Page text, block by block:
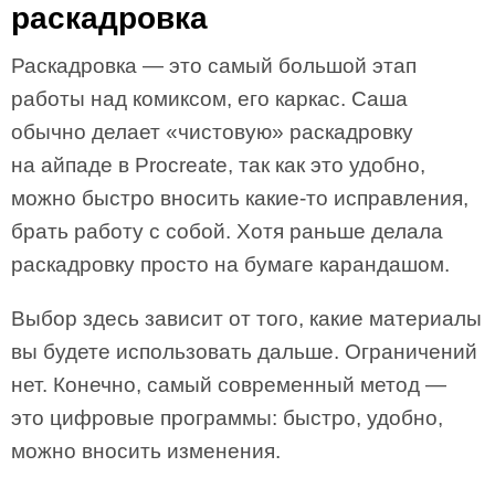
раскадровка
Раскадровка — это самый большой этап
работы над комиксом, его каркас. Саша
обычно делает «чистовую» раскадровку
на айпаде в Procreate, так как это удобно,
можно быстро вносить какие-то исправления,
брать работу с собой. Хотя раньше делала
раскадровку просто на бумаге карандашом.
Выбор здесь зависит от того, какие материалы
вы будете использовать дальше. Ограничений
нет. Конечно, самый современный метод —
это цифровые программы: быстро, удобно,
можно вносить изменения.